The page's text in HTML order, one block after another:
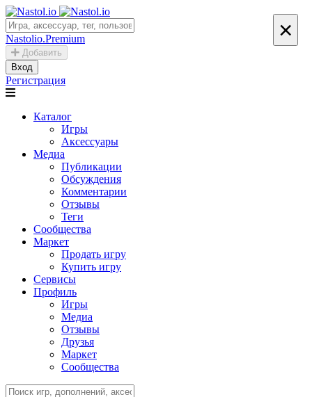
Nastolio.Premium
Добавить
Вход
Регистрация
Каталог
Игры
Аксессуары
Медиа
Публикации
Обсуждения
Комментарии
Отзывы
Теги
Сообщества
Маркет
Продать игру
Купить игру
Сервисы
Профиль
Игры
Медиа
Отзывы
Друзья
Маркет
Сообщества
×